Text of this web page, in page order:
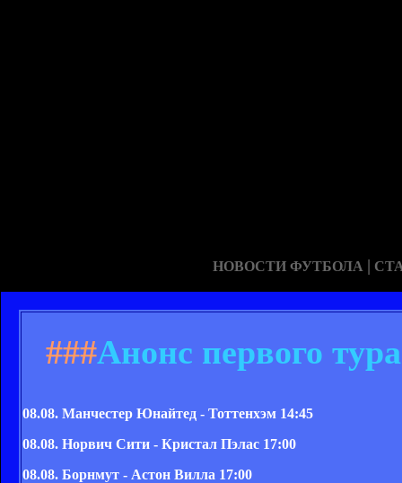
НОВОСТИ ФУТБОЛА |
###Анонс первого
08.08. Манчестер Юнайтед - Тоттенхэм 14:45
08.08. Норвич Сити - Кристал Пэлас 17:00
08.08. Борнмут - Астон Вилла 17:00